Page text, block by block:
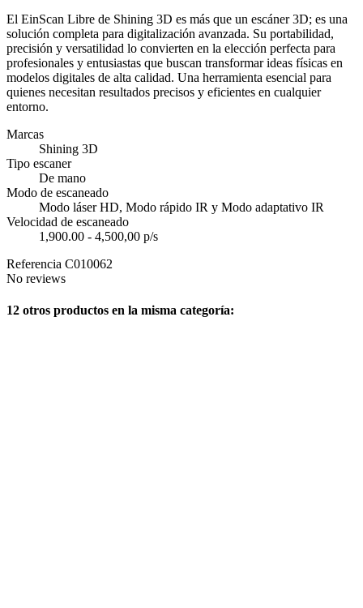
El EinScan Libre de Shining 3D es más que un escáner 3D; es una
solución completa para digitalización avanzada. Su portabilidad,
precisión y versatilidad lo convierten en la elección perfecta para
profesionales y entusiastas que buscan transformar ideas físicas en
modelos digitales de alta calidad. Una herramienta esencial para
quienes necesitan resultados precisos y eficientes en cualquier
entorno.
Marcas
Shining 3D
Tipo escaner
De mano
Modo de escaneado
Modo láser HD, Modo rápido IR y Modo adaptativo IR
Velocidad de escaneado
1,900.00 - 4,500,00 p/s
Referencia C010062
No reviews
12 otros productos en la misma categoría: